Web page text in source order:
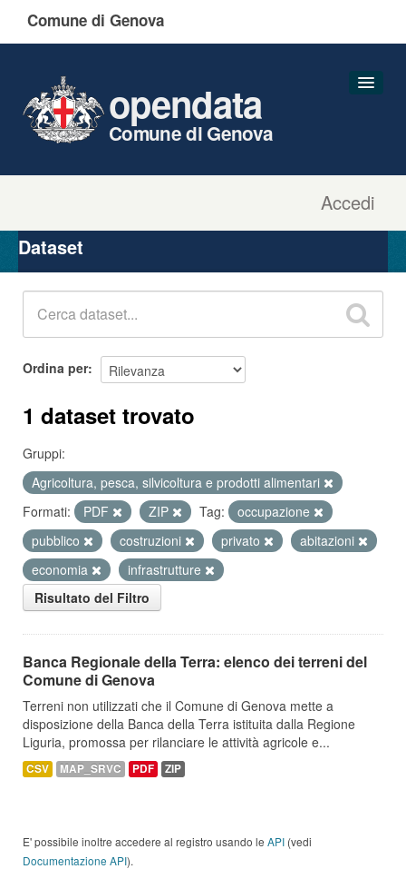
Comune di Genova
Accedi
opendata
Comune di Genova
Organizzazioni
Gruppi
Dataset
Ordina per
1 dataset trovato
Gruppi:
Agricoltura, pesca, silvicoltura e prodotti alimentari
Formati:
PDF ZIP Tag:
occupazione
pubblico
costruzioni privato
abitazioni
economia
infrastrutture
Risultato del Filtro
Banca Regionale della Terra: elenco dei terreni del
Comune di Genova
Terreni non utilizzati che il Comune di Genova mette a
disposizione della Banca della Terra istituita dalla Regione
Liguria, promossa per rilanciare le attività agricole e...
CSV MAP_SRVC PDF ZIP
E' possibile inoltre accedere al registro usando le API (vedi
Documentazione API).